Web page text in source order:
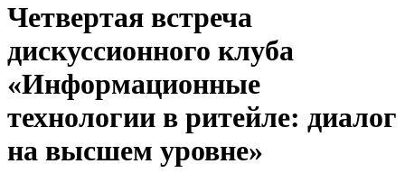
Четвертая встреча
дискуссионного клуба
«Информационные
технологии в ритейле: диалог
на высшем уровне»